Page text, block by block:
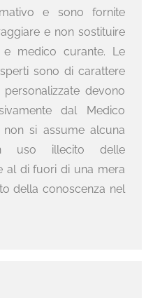
e sono fornite
e non sostituire
medico curante. Le
sono di carattere
devono
dal Medico
si assume alcuna
uso illecito delle
al di fuori di una mera
della conoscenza nel